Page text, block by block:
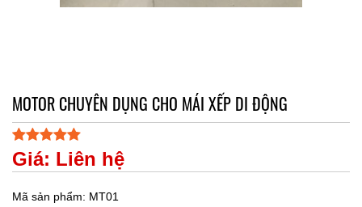
MOTOR CHUYÊN DỤNG CHO MÁI XẾP DI ĐỘNG
Giá: Liên hệ
Mã sản phẩm: MT01